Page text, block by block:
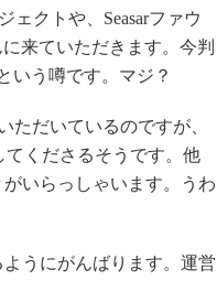
クトや、Seasarファウ
来ていただきます。今判
いう噂です。マジ？
ただいているのですが、
くださるそうです。他
いらっしゃいます。うわ
うにがんばります。運営